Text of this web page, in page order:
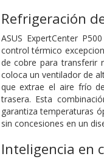
Refrigeración
ASUS ExpertCenter
control térmico
de cobre para transferir
coloca un ventilador de
que extrae el aire frío
trasera. Esta
garantiza temperaturas
sin concesiones en un
Inteligencia en